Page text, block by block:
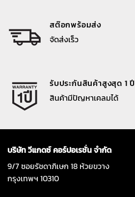
สต๊อกพร้อมส่ง
จัดส่งเร็ว
รับประกันสินค้าสูงสุด 1 ปี
สินค้ามีปัญหาเคลมได้
บริษัท วีแกดซ์ คอร์ปอเรชั่น จำกัด
9/7 ซอยรัชดาภิเษก 18 ห้วยขวาง
กรุงเทพฯ 10310